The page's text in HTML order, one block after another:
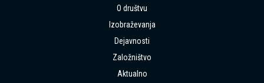
O društvu
Izobraževanja
Dejavnosti
Založništvo
Aktualno